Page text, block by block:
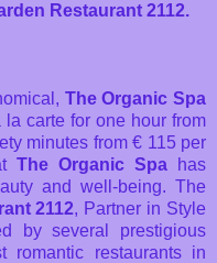
Restaurant 2112.
The Organic Spa
carte for one hour from
minutes from € 115 per
The Organic Spa
has
and well-being. The
2112, Partner in Style
by several prestigious
romantic restaurants in